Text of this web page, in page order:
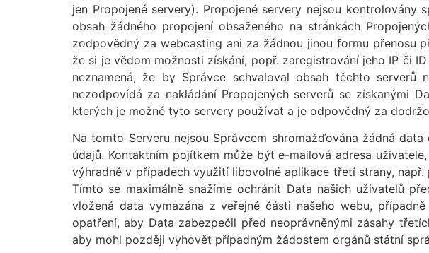
jen Propojené servery). Propojené servery nejsou
obsah žádného propojení obsaženého na stránkách
zodpovědný za webcasting ani za žádnou jinou formu přenosu
že si je vědom možnosti získání, popř. zaregistrování jeho IP či
neznamená, že by Správce schvaloval obsah těchto
nezodpovídá za nakládání Propojených serverů se získanými
kterých je možné tyto servery používat a je odpovědný za
Na tomto Serveru nejsou Správcem shromažďována žádná
údajů. Kontaktním pojítkem může být e-mailová adresa
výhradně v případech využití libovolné aplikace třetí strany,
Tímto se maximálně snažíme ochránit Data našich uživatelů
vložená data vymazána z veřejné části našeho webu,
opatření, aby Data zabezpečil před neoprávněnými zásahy
aby mohl později vyhovět případným žádostem orgánů státní